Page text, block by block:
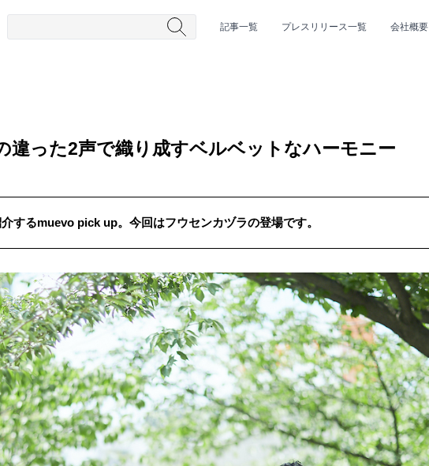
記事一覧 プレスリリース一覧 会社概要
#HR/HM #女性シンガー #ヒップホップ #男性シンガーグループ #R&B/ソウル
違った2声で織り成すベルベットなハーモニー
するmuevo pick up。今回はフウセンカヅラの登場です。